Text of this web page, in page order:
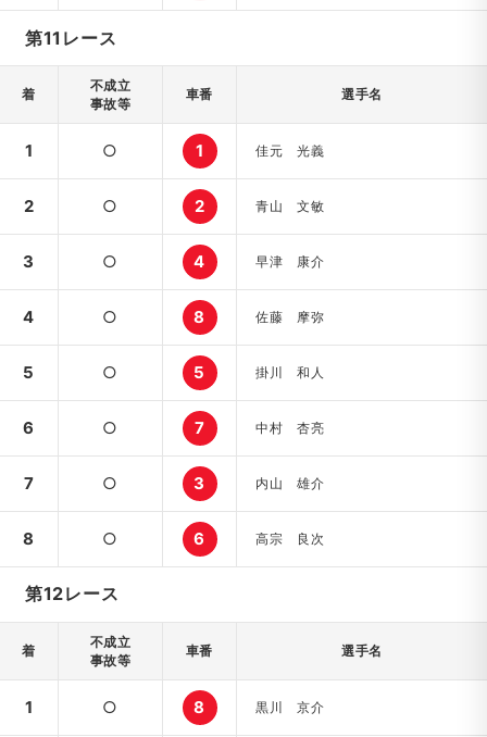
第11レース
着
不成立
事故等
車番 選手名
1 ○ 1 佳元 光義
2 ○ 2 青山 文敏
3 ○ 4 早津 康介
4 ○ 8 佐藤 摩弥
5 ○ 5 掛川 和人
6 ○ 7 中村 杏亮
7 ○ 3 内山 雄介
8 ○ 6 高宗 良次
第12レース
着
不成立
事故等
車番 選手名
1 ○ 8 黒川 京介